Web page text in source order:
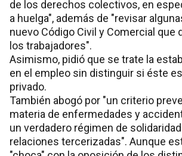
de los derechos colectivos, en
a huelga", además de "revisar
nuevo Código Civil y Comercial que
los trabajadores".
Asimismo, pidió que se trate la
en el empleo sin distinguir si éste
privado.
También abogó por "un criterio
materia de enfermedades y
un verdadero régimen de
relaciones tercerizadas". Aunque